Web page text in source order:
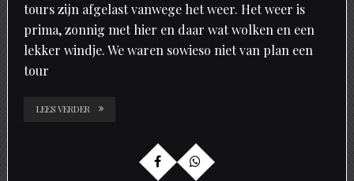
tours zijn afgelast vanwege het weer. Het weer is
prima, zonnig met hier en daar wat wolken en een
lekker windje. We waren sowieso niet van plan een
tour
LEES VERDER